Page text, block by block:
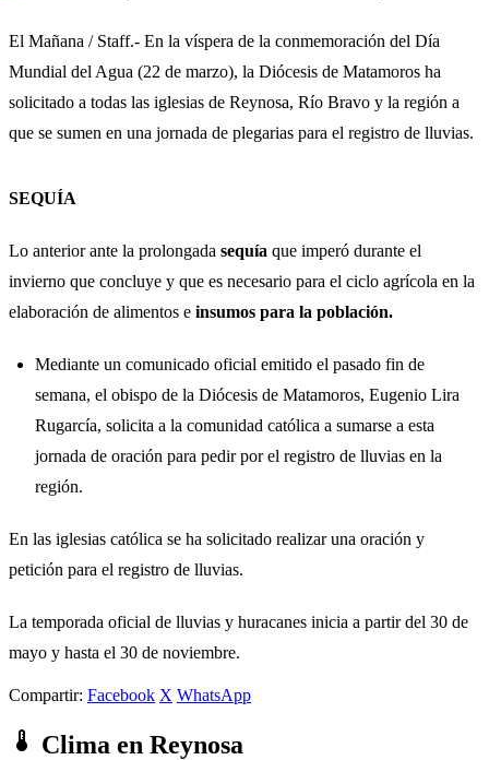
El Mañana / Staff.- En la víspera de la conmemoración del Día
Mundial del Agua (22 de marzo), la Diócesis de Matamoros ha
solicitado a todas las iglesias de Reynosa, Río Bravo y la región a
que se sumen en una jornada de plegarias para el registro de lluvias.
SEQUÍA
Lo anterior ante la prolongada sequía que imperó durante el
invierno que concluye y que es necesario para el ciclo agrícola en la
elaboración de alimentos e insumos para la población.
Mediante un comunicado oficial emitido el pasado fin de
semana, el obispo de la Diócesis de Matamoros, Eugenio Lira
Rugarcía, solicita a la comunidad católica a sumarse a esta
jornada de oración para pedir por el registro de lluvias en la
región.
En las iglesias católica se ha solicitado realizar una oración y
petición para el registro de lluvias.
La temporada oficial de lluvias y huracanes inicia a partir del 30 de
mayo y hasta el 30 de noviembre.
Compartir: Facebook X WhatsApp
Clima en Reynosa